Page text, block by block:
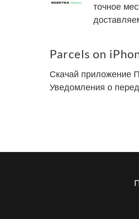
точное
Parcels on
Скачай приложение
Уведомления о